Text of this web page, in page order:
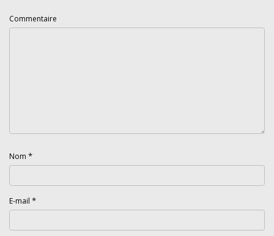
Commentaire
Nom *
E-mail *